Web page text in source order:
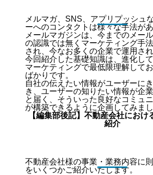
メルマガ、SNS、アプリプッシュ
ーへのコンタクトは様々な手法があ
メールマガジンは、今までのメー
の認識では無くマーケティング手
され、今なお多くの企業で運用され
今回紹介した基礎知識は、進化し
マーケティングで最低限理解して
ばかりです。
自社の伝えたい情報がユーザーに
き、ユーザーの知りたい情報が企
と届く、そういった良好なコミュ
が構築できるように企画してみまし
【編集部後記】不動産会社におけ
紹介
不動産会社様の事業・業務内容に
をいくつかご紹介いたします。